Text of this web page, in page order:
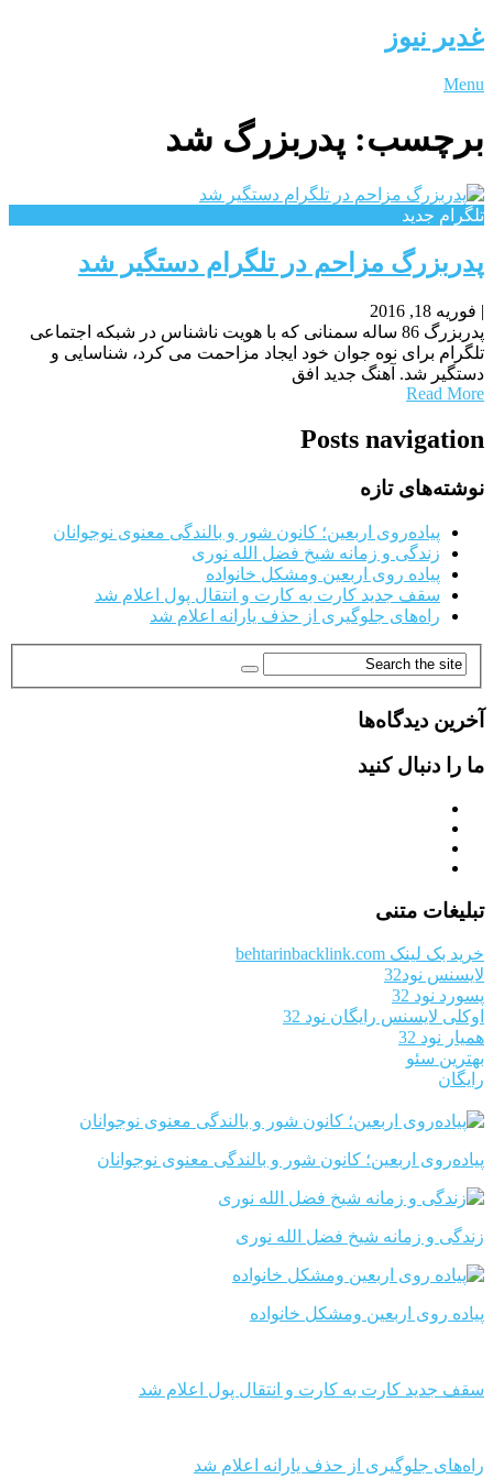
غدیر نیوز
Menu
برچسب: پدربزرگ شد
تلگرام جدید
پدربزرگ مزاحم در تلگرام دستگیر شد
| فوریه 18, 2016
پدربزرگ 86 ساله سمنانی که با هویت ناشناس در شبکه اجتماعی
تلگرام برای نوه جوان خود ایجاد مزاحمت می کرد، شناسایی و
دستگیر شد. آهنگ جدید افق
Read More
Posts navigation
نوشته‌های تازه
پیاده‌روی اربعین؛ کانون شور و بالندگی معنوی نوجوانان
زندگی و زمانه شیخ فضل الله نوری
پیاده روی اربعین ومشکل خانواده
سقف جدید کارت به کارت و انتقال پول اعلام شد
راه‌های جلوگیری از حذف یارانه اعلام شد
آخرین دیدگاه‌ها
ما را دنبال کنید
تبلیغات متنی
خرید بک لینک behtarinbacklink.com
لایسنس نود32
پسورد نود 32
اوکلی لایسنس رایگان نود 32
همیار نود 32
بهترین سئو
رایگان
پیاده‌روی اربعین؛ کانون شور و بالندگی معنوی نوجوانان
زندگی و زمانه شیخ فضل الله نوری
پیاده روی اربعین ومشکل خانواده
سقف جدید کارت به کارت و انتقال پول اعلام شد
راه‌های جلوگیری از حذف یارانه اعلام شد